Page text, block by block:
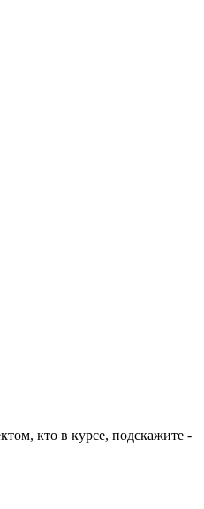
кто в курсе, подскажите -